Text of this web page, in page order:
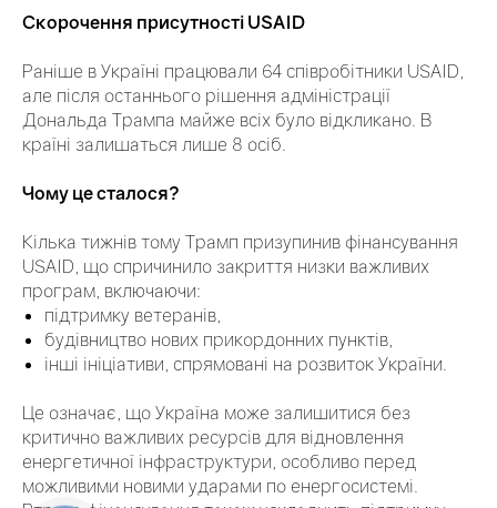
Скорочення присутності USAID
Раніше в Україні працювали 64 співробітники USAID,
але після останнього рішення адміністрації
Дональда Трампа майже всіх було відкликано. В
країні залишаться лише 8 осіб.
Чому це сталося?
Кілька тижнів тому Трамп призупинив фінансування
USAID, що спричинило закриття низки важливих
програм, включаючи:
підтримку ветеранів,
будівництво нових прикордонних пунктів,
інші ініціативи, спрямовані на розвиток України.
Це означає, що Україна може залишитися без
критично важливих ресурсів для відновлення
енергетичної інфраструктури, особливо перед
можливими новими ударами по енергосистемі.